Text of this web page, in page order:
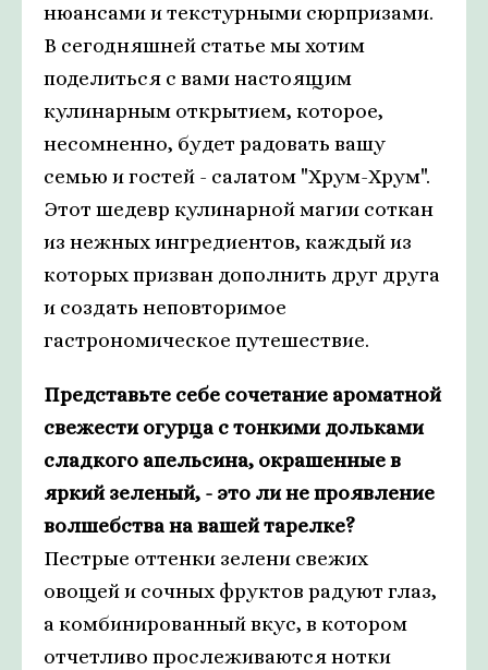
нюансами и текстурными сюрпризами.
В сегодняшней статье мы хотим
поделиться с вами настоящим
кулинарным открытием, которое,
несомненно, будет радовать вашу
семью и гостей - салатом "Хрум-Хрум".
Этот шедевр кулинарной магии соткан
из нежных ингредиентов, каждый из
которых призван дополнить друг друга
и создать неповторимое
гастрономическое путешествие.
Представьте себе сочетание ароматной
свежести огурца с тонкими дольками
сладкого апельсина, окрашенные в
яркий зеленый, - это ли не проявление
волшебства на вашей тарелке?
Пестрые оттенки зелени свежих
овощей и сочных фруктов радуют глаз,
а комбинированный вкус, в котором
отчетливо прослеживаются нотки